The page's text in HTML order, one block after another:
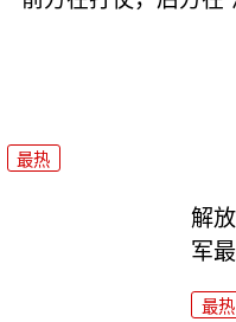
最热
解
军
最热